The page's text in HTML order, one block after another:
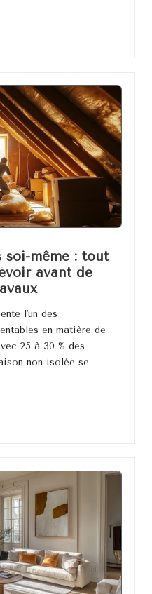
soi-même : tout
avant de
l'un des
en matière de
25 à 30 % des
non isolée se